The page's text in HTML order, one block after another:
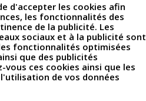
d'accepter les cookies afin
les fonctionnalités des
de la publicité. Les
sociaux et à la publicité sont
fonctionnalités optimisées
que des publicités
vous ces cookies ainsi que les
de vos données